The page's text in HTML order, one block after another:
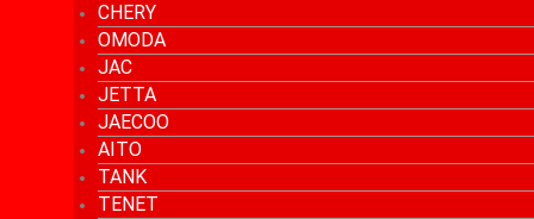
CHERY
OMODA
JAC
JETTA
JAECOO
AITO
TANK
TENET